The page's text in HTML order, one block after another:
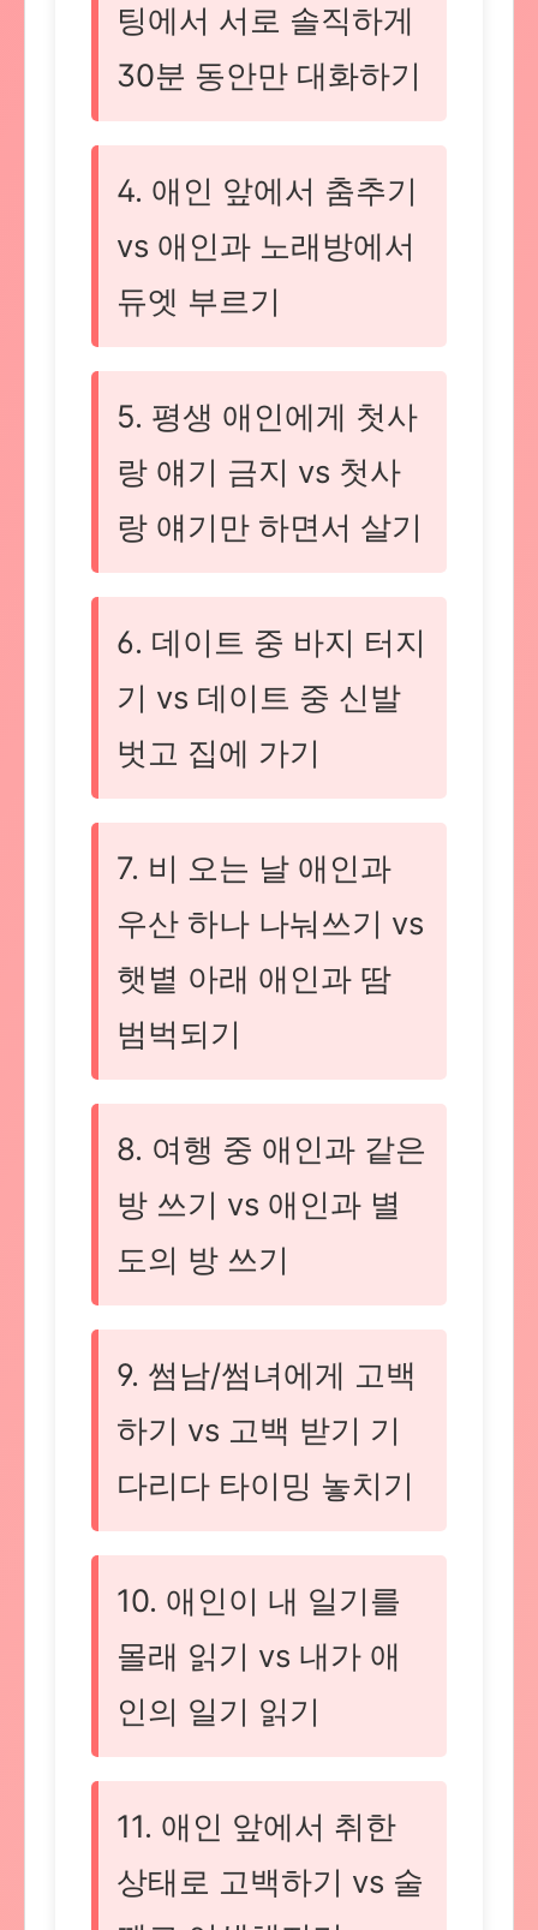
팅에서 서로 솔직하게
30분 동안만 대화하기
4. 애인 앞에서 춤추기
vs 애인과 노래방에서
듀엣 부르기
5. 평생 애인에게 첫사
랑 얘기 금지 vs 첫사
랑 얘기만 하면서 살기
6. 데이트 중 바지 터지
기 vs 데이트 중 신발
벗고 집에 가기
7. 비 오는 날 애인과
우산 하나 나눠쓰기 vs
햇볕 아래 애인과 땀
범벅되기
8. 여행 중 애인과 같은
방 쓰기 vs 애인과 별
도의 방 쓰기
9. 썸남/썸녀에게 고백
하기 vs 고백 받기 기
다리다 타이밍 놓치기
10. 애인이 내 일기를
몰래 읽기 vs 내가 애
인의 일기 읽기
11. 애인 앞에서 취한
상태로 고백하기 vs 술